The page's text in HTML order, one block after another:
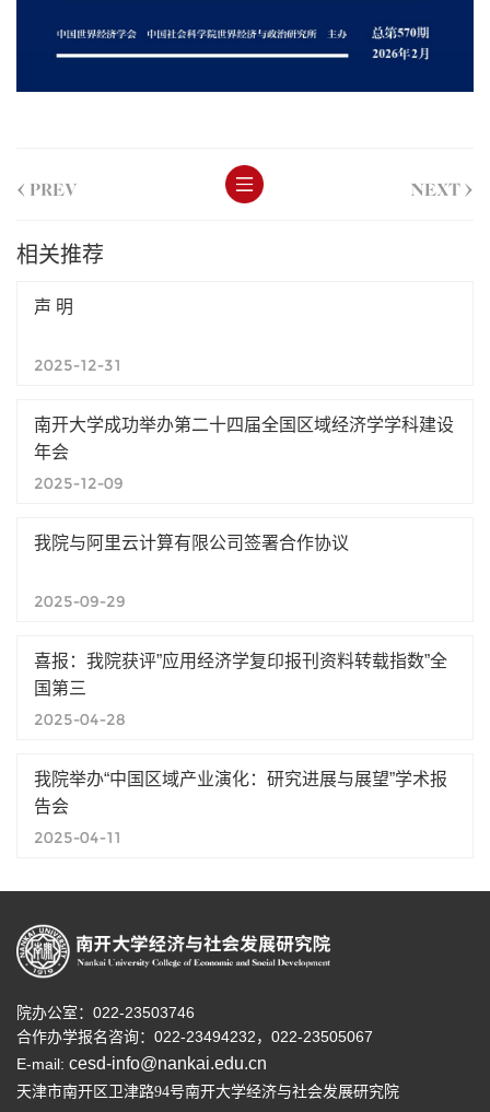
< PREV NEXT >
相关推荐
声 明
2025-12-31
南开大学成功举办第二十四届全国区域经济学学科建设
年会
2025-12-09
我院与阿里云计算有限公司签署合作协议
2025-09-29
喜报：我院获评”应用经济学复印报刊资料转载指数”全
国第三
2025-04-28
我院举办“中国区域产业演化：研究进展与展望”学术报
告会
2025-04-11
院办公室：022-23503746
合作办学报名咨询： 022-23494232， 022-23505067
E-mail: cesd-info@nankai.edu.cn
天津市南开区卫津路94号南开大学经济与社会发展研究院